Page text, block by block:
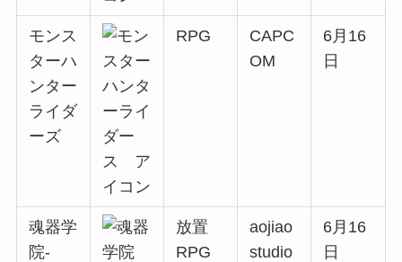
モンス
ターハ
ンター
ライダ
ーズ
RPG
CAPC
OM
6月16
日
魂器学
院-
放置
RPG
aojiao
studio
6月16
日